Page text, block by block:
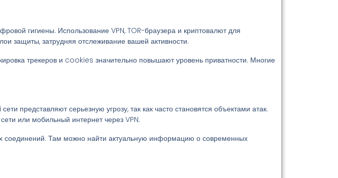
гигиены. Использование VPN, TOR-браузера и криптовалют для
защиты, затрудняя отслеживание вашей активности.
трекеров и cookies значительно повышают уровень приватности. Многие
представляют серьезную угрозу, так как часто становятся объектами атак.
или мобильный интернет через VPN.
Там можно найти актуальную информацию о современных